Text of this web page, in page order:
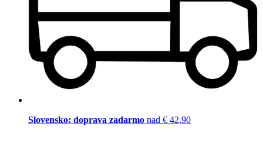
Slovensko: doprava zadarmo nad € 42,90